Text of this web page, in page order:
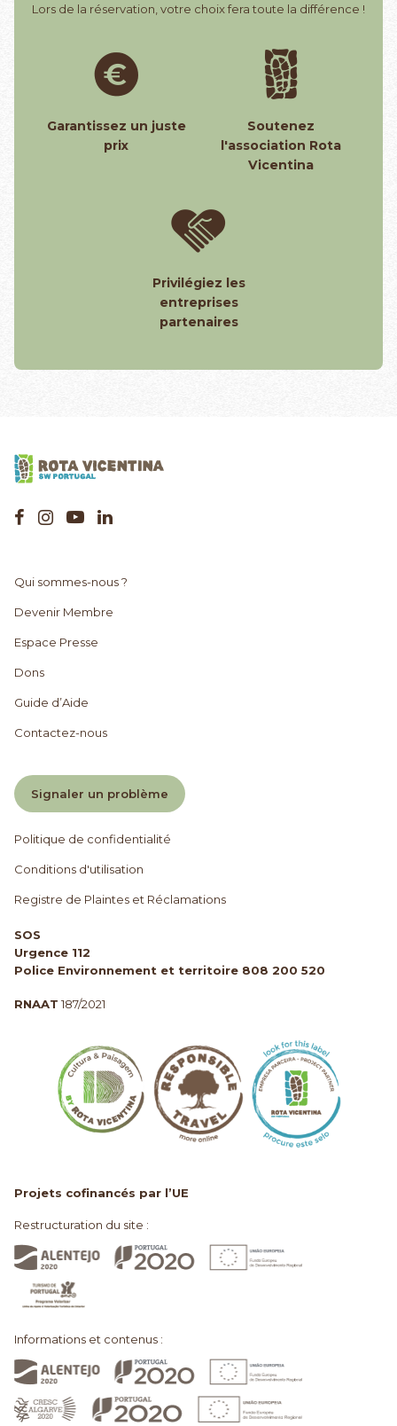
Lors de la réservation, votre choix fera toute la différence !
Garantissez un juste
prix
Soutenez
l'association Rota
Vicentina
Privilégiez les
entreprises
partenaires
Qui sommes-nous ?
Devenir Membre
Espace Presse
Dons
Guide d’Aide
Contactez-nous
Signaler un problème
Politique de confidentialité
Conditions d'utilisation
Registre de Plaintes et Réclamations
SOS
Urgence 112
Police Environnement et territoire 808 200 520
RNAAT 187/2021
Projets cofinancés par l’UE
Restructuration du site :
Informations et contenus :